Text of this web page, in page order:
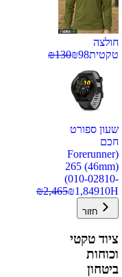
חולצה
טקטית
₪98
₪130
שעון ספורט
חכם
(Forerunner
265 (46mm)
(010-02810-
10H
₪1,849
₪2,465
חזור
ציוד טקטי
וכוחות
ביטחון